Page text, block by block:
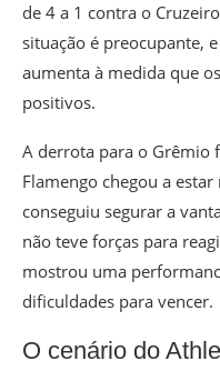
de 4 a 1 contra o
situação é preocupante,
aumenta à medida que
positivos.
A derrota para o Grêmio
Flamengo chegou a
conseguiu segurar a
não teve forças para
mostrou uma
dificuldades para vencer.
O cenário do